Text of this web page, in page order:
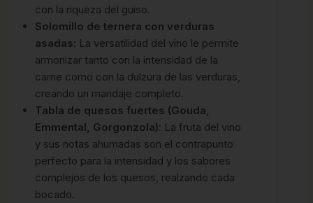
con la riqueza del guiso.
Solomillo de ternera con verduras
asadas: La versatilidad del vino le permite
armonizar tanto con la intensidad de la
carne como con la dulzura de las verduras,
creando un maridaje completo.
Tabla de quesos fuertes (Gouda,
Emmental, Gorgonzola): La fruta del vino
y sus notas ahumadas son el contrapunto
perfecto para la intensidad y los sabores
complejos de los quesos, realzando cada
bocado.